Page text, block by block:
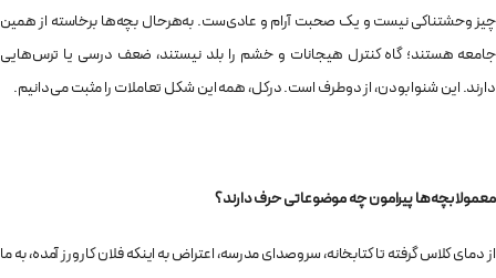
چیز وحشتناکی نیست و یک صحبت آرام و عادی‌ست. به‌هرحال بچه‌ها برخاسته از همین
جامعه هستند؛ گاه کنترل هیجانات و خشم را بلد نیستند، ضعف درسی یا ترس‌هایی
دارند. این شنوا بودن، از دوطرف است. درکل، همه این شکل تعاملات را مثبت می‌دانیم.
معمولا بچه‌ها پیرامون چه موضوعاتی حرف دارند؟
از دمای کلاس گرفته تا کتابخانه، سروصدای مدرسه، اعتراض به اینکه فلان کارورز آمده، به ما